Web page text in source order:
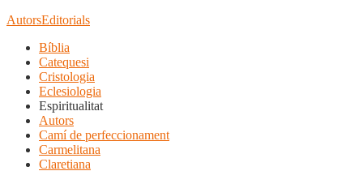
AutorsEditorials
Bíblia
Catequesi
Cristologia
Eclesiologia
Espiritualitat
Autors
Camí de perfeccionament
Carmelitana
Claretiana